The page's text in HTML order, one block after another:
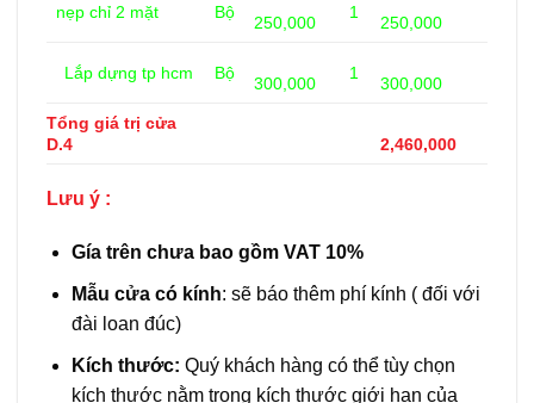
nẹp chỉ 2 mặt Bộ
250,000
1
250,000
Lắp dựng tp hcm Bộ
300,000
1
300,000
Tổng giá trị cửa
D.4
2,460,000
Lưu ý :
Gía trên chưa bao gồm VAT 10%
Mẫu cửa có kính: sẽ báo thêm phí kính ( đối với
đài loan đúc)
Kích thước: Quý khách hàng có thể tùy chọn
kích thước nằm trong kích thước giới hạn của